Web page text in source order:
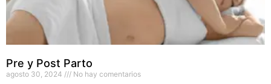
Pre y Post Parto
agosto 30, 2024 No hay comentarios